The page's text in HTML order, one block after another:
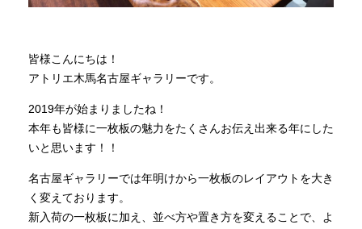
全商品一覧
新入荷情報
納品事例
皆様こんにちは！
アトリエ木馬名古屋ギャラリーです。
2019年が始まりましたね！
本年も皆様に一枚板の魅力をたくさんお伝え出来る年にした
いと思います！！
名古屋ギャラリーでは年明けから一枚板のレイアウトを大き
く変えております。
新入荷の一枚板に加え、並べ方や置き方を変えることで、よ